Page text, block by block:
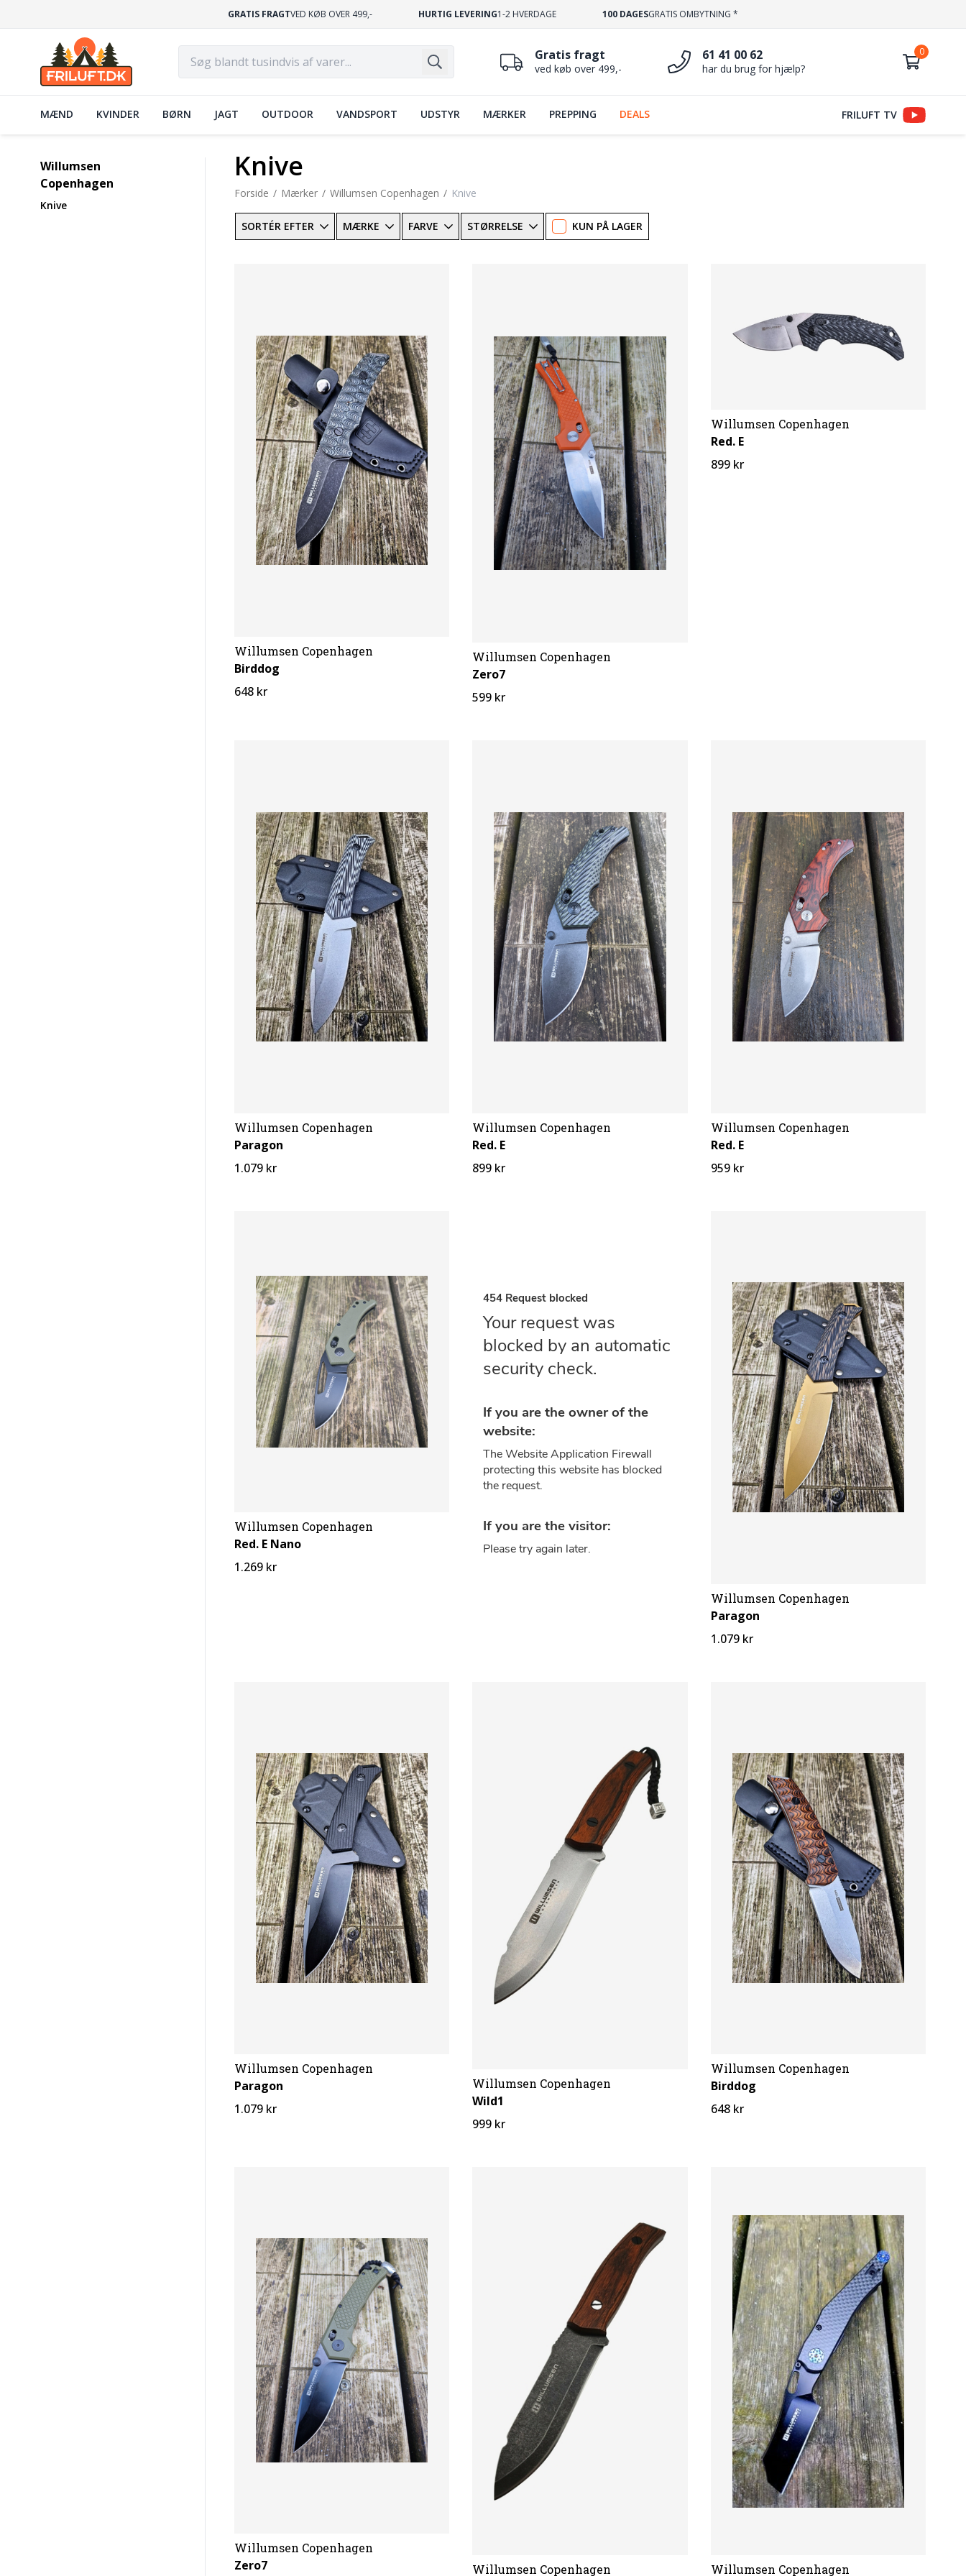
GRATIS FRAGTVED KØB OVER 499,- HURTIG LEVERING1-2 HVERDAGE 100 DAGESGRATIS OMBYTNING *
Gratis fragt
ved køb over 499,-
61 41 00 62
har du brug for hjælp?
MÆND KVINDER BØRN JAGT OUTDOOR VANDSPORT UDSTYR MÆRKER PREPPING DEALS FRILUFT TV
Willumsen
Copenhagen
Knive
Forside Mærker Willumsen Copenhagen Knive
Knive
SORTÉR EFTER MÆRKE FARVE STØRRELSE KUN PÅ LAGER
Willumsen Copenhagen
Birddog
648 kr
Willumsen Copenhagen
Zero7
599 kr
Willumsen Copenhagen
Red. E
899 kr
Willumsen Copenhagen
Paragon
1.079 kr
Willumsen Copenhagen
Red. E
899 kr
Willumsen Copenhagen
Red. E
959 kr
Willumsen Copenhagen
Red. E Nano
1.269 kr
Willumsen Copenhagen
Paragon
1.079 kr
Willumsen Copenhagen
Paragon
1.079 kr
Willumsen Copenhagen
Wild1
999 kr
Willumsen Copenhagen
Birddog
648 kr
Willumsen Copenhagen
Zero7 Willumsen Copenhagen Willumsen Copenhagen